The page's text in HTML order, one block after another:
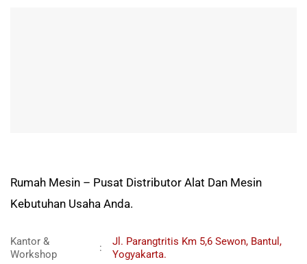
Rumah Mesin – Pusat Distributor Alat Dan Mesin
Kebutuhan Usaha Anda.
Kantor &
Workshop
:
Jl. Parangtritis Km 5,6 Sewon, Bantul,
Yogyakarta.